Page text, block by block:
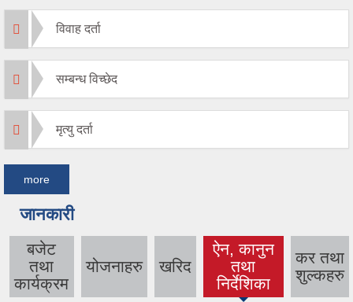
विवाह दर्ता
सम्बन्ध विच्छेद
मृत्यु दर्ता
more
जानकारी
बजेट
तथा
कार्यक्रम
योजनाहरु खरिद
ऐन, कानुन
तथा
निर्देशिका
(active
tab)
कर तथा
शुल्कहरु